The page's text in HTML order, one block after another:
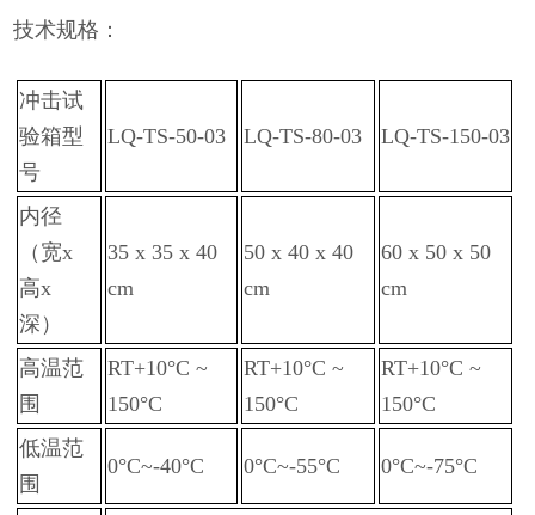
技术规格：
冲击试
验箱型
号
LQ-TS-50-03 LQ-TS-80-03 LQ-TS-150-03
内径
（宽x
高x
深）
35 x 35 x 40
cm
50 x 40 x 40
cm
60 x 50 x 50
cm
高温范
围
RT+10°C ~
150°C
RT+10°C ~
150°C
RT+10°C ~
150°C
低温范
围
0°C~-40°C 0°C~-55°C 0°C~-75°C